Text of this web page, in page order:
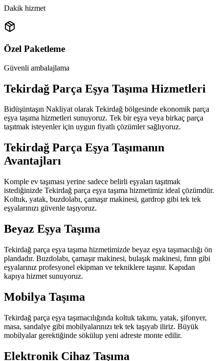
Dakik hizmet
Özel Paketleme
Güvenli ambalajlama
Tekirdağ Parça Eşya Taşıma Hizmetleri
Bidüşüntaşın Nakliyat olarak Tekirdağ bölgesinde ekonomik parça
eşya taşıma hizmetleri sunuyoruz. Tek bir eşya veya birkaç parça
taşıtmak isteyenler için uygun fiyatlı çözümler sağlıyoruz.
Tekirdağ Parça Eşya Taşımanın
Avantajları
Komple ev taşıması yerine sadece belirli eşyaları taşıtmak
istediğinizde Tekirdağ parça eşya taşıma hizmetimiz ideal çözümdür.
Koltuk, yatak, buzdolabı, çamaşır makinesi, gardrop gibi tek tek
eşyalarınızı güvenle taşıyoruz.
Beyaz Eşya Taşıma
Tekirdağ parça eşya taşıma hizmetimizde beyaz eşya taşımacılığı ön
plandadır. Buzdolabı, çamaşır makinesi, bulaşık makinesi, fırın gibi
eşyalarınız profesyonel ekipman ve tekniklere taşınır. Kapıdan
kapıya hizmet sunuyoruz.
Mobilya Taşıma
Tekirdağ parça eşya taşımacılığında koltuk takımı, yatak, şifonyer,
masa, sandalye gibi mobilyalarınızı tek tek taşıyab iliriz. Büyük
mobilyalar gerektiğinde sökülup yeni adreste monte edilir.
Elektronik Cihaz Taşıma